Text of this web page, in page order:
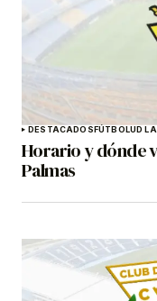
DESTACADOSFÚTBOLUD
Horario y dónde
Palmas